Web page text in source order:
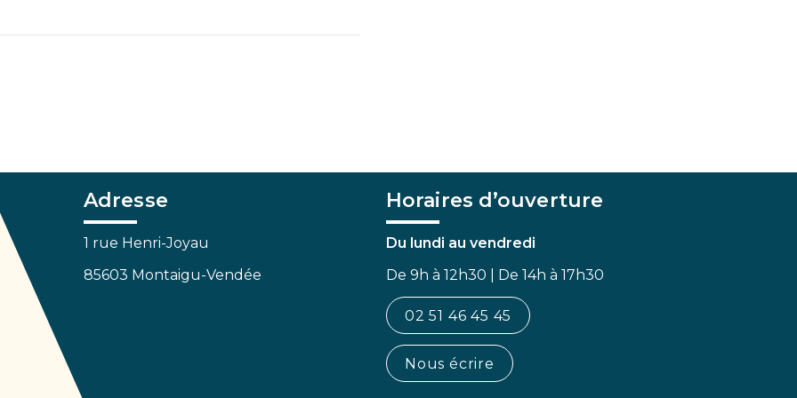
Adresse
1 rue Henri-Joyau
85603 Montaigu-Vendée
Horaires d’ouverture
Du lundi au vendredi
De 9h à 12h30 | De 14h à 17h30
02 51 46 45 45
Nous écrire